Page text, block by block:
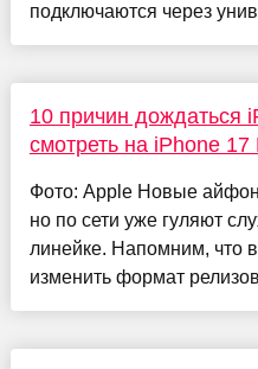
подключаются через
10 причин дождаться
смотреть на iPhone 17
Фото: Apple Новые
но по сети уже гуляют
линейке. Напомним, что
изменить формат